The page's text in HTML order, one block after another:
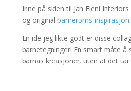
Inne på siden til Jan Eleni
og original barneroms-inspirasjon.
En ide jeg likte godt er disse
barnetegninger! En smart måte å
barnas kreasjoner, uten at det